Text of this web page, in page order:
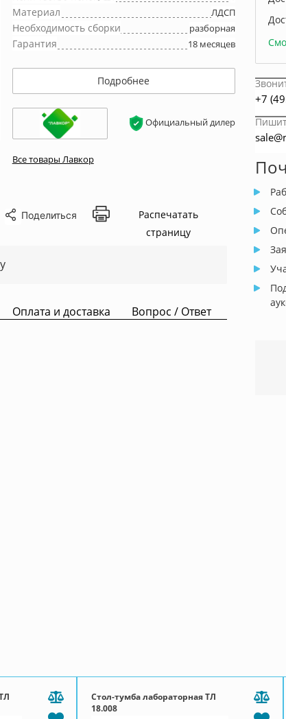
Материал ЛДСП
Необходимость сборки разборная
Гарантия 18 месяцев
Подробнее
Официальный дилер
Все товары Лавкор
Поделиться
Распечатать
страницу
Оплата и доставка Вопрос / Ответ
+7
Стол-тумба лабораторная ТЛ
18.008